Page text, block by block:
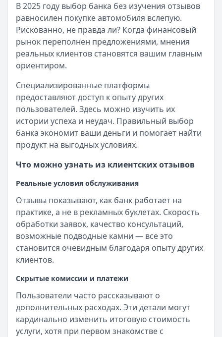
В 2025 году выбор банка без изучения отзывов
равносилен покупке автомобиля вслепую.
Рискованно, не правда ли? Когда финансовый
рынок переполнен предложениями, мнения
реальных клиентов становятся вашим главным
ориентиром.
Специализированные платформы
предоставляют доступ к опыту других
пользователей. Здесь можно изучить их
истории успеха и неудач. Правильный выбор
банка экономит ваши деньги и помогает найти
продукт на выгодных условиях.
Что можно узнать из клиентских отзывов
Реальные условия обслуживания
Отзывы показывают, как банк работает на
практике, а не в рекламных буклетах. Скорость
обработки заявок, качество консультаций,
возможные подводные камни — все это
становится очевидным благодаря опыту других
клиентов.
Скрытые комиссии и платежи
Пользователи часто рассказывают о
дополнительных расходах. Эти детали могут
кардинально изменить итоговую стоимость
услуги, хотя при первом знакомстве с